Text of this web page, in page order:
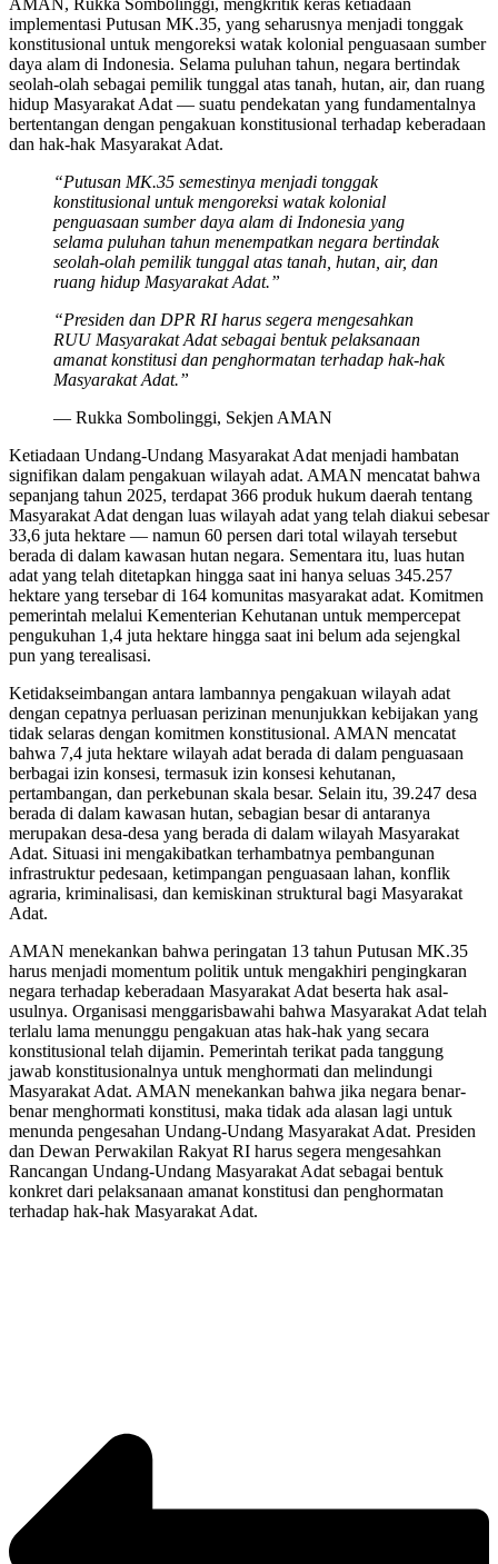
AMAN, Rukka Sombolinggi, mengkritik keras ketiadaan
implementasi Putusan MK.35, yang seharusnya menjadi tonggak
konstitusional untuk mengoreksi watak kolonial penguasaan sumber
daya alam di Indonesia. Selama puluhan tahun, negara bertindak
seolah-olah sebagai pemilik tunggal atas tanah, hutan, air, dan ruang
hidup Masyarakat Adat — suatu pendekatan yang fundamentalnya
bertentangan dengan pengakuan konstitusional terhadap keberadaan
dan hak-hak Masyarakat Adat.
“Putusan MK.35 semestinya menjadi tonggak
konstitusional untuk mengoreksi watak kolonial
penguasaan sumber daya alam di Indonesia yang
selama puluhan tahun menempatkan negara bertindak
seolah-olah pemilik tunggal atas tanah, hutan, air, dan
ruang hidup Masyarakat Adat.”
“Presiden dan DPR RI harus segera mengesahkan
RUU Masyarakat Adat sebagai bentuk pelaksanaan
amanat konstitusi dan penghormatan terhadap hak-hak
Masyarakat Adat.”
— Rukka Sombolinggi, Sekjen AMAN
Ketiadaan Undang-Undang Masyarakat Adat menjadi hambatan
signifikan dalam pengakuan wilayah adat. AMAN mencatat bahwa
sepanjang tahun 2025, terdapat 366 produk hukum daerah tentang
Masyarakat Adat dengan luas wilayah adat yang telah diakui sebesar
33,6 juta hektare — namun 60 persen dari total wilayah tersebut
berada di dalam kawasan hutan negara. Sementara itu, luas hutan
adat yang telah ditetapkan hingga saat ini hanya seluas 345.257
hektare yang tersebar di 164 komunitas masyarakat adat. Komitmen
pemerintah melalui Kementerian Kehutanan untuk mempercepat
pengukuhan 1,4 juta hektare hingga saat ini belum ada sejengkal
pun yang terealisasi.
Ketidakseimbangan antara lambannya pengakuan wilayah adat
dengan cepatnya perluasan perizinan menunjukkan kebijakan yang
tidak selaras dengan komitmen konstitusional. AMAN mencatat
bahwa 7,4 juta hektare wilayah adat berada di dalam penguasaan
berbagai izin konsesi, termasuk izin konsesi kehutanan,
pertambangan, dan perkebunan skala besar. Selain itu, 39.247 desa
berada di dalam kawasan hutan, sebagian besar di antaranya
merupakan desa-desa yang berada di dalam wilayah Masyarakat
Adat. Situasi ini mengakibatkan terhambatnya pembangunan
infrastruktur pedesaan, ketimpangan penguasaan lahan, konflik
agraria, kriminalisasi, dan kemiskinan struktural bagi Masyarakat
Adat.
AMAN menekankan bahwa peringatan 13 tahun Putusan MK.35
harus menjadi momentum politik untuk mengakhiri pengingkaran
negara terhadap keberadaan Masyarakat Adat beserta hak asal-
usulnya. Organisasi menggarisbawahi bahwa Masyarakat Adat telah
terlalu lama menunggu pengakuan atas hak-hak yang secara
konstitusional telah dijamin. Pemerintah terikat pada tanggung
jawab konstitusionalnya untuk menghormati dan melindungi
Masyarakat Adat. AMAN menekankan bahwa jika negara benar-
benar menghormati konstitusi, maka tidak ada alasan lagi untuk
menunda pengesahan Undang-Undang Masyarakat Adat. Presiden
dan Dewan Perwakilan Rakyat RI harus segera mengesahkan
Rancangan Undang-Undang Masyarakat Adat sebagai bentuk
konkret dari pelaksanaan amanat konstitusi dan penghormatan
terhadap hak-hak Masyarakat Adat.